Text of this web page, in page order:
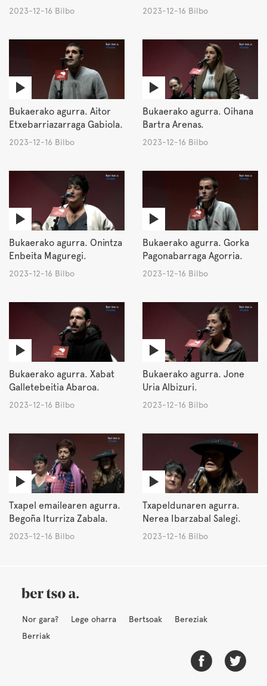
2023-12-16 Bilbo 2023-12-16 Bilbo
Bukaerako agurra. Aitor
Etxebarriazarraga Gabiola.
2023-12-16 Bilbo
Bukaerako agurra. Oihana
Bartra Arenas.
2023-12-16 Bilbo
Bukaerako agurra. Onintza
Enbeita Maguregi.
2023-12-16 Bilbo
Bukaerako agurra. Gorka
Pagonabarraga Agorria.
2023-12-16 Bilbo
Bukaerako agurra. Xabat
Galletebeitia Abaroa.
2023-12-16 Bilbo
Bukaerako agurra. Jone
Uria Albizuri.
2023-12-16 Bilbo
Txapel emailearen agurra.
Begoña Iturriza Zabala.
2023-12-16 Bilbo
Txapeldunaren agurra.
Nerea Ibarzabal Salegi.
2023-12-16 Bilbo
Nor gara? Lege oharra Bertsoak
Bereziak
Berriak